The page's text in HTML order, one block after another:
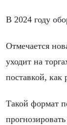
В 2024 году
Отмечается
уходит на
поставкой, как
Такой формат